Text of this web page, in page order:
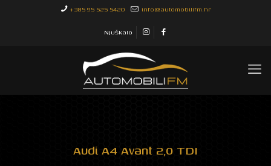
+385 95 525 5420 info@automobilifm.hr
Njuškalo
Audi A4 Avant 2,0 TDI